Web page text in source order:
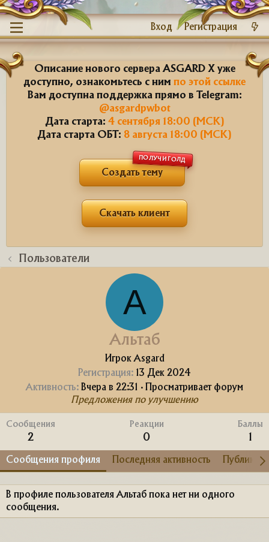
Вход Регистрация
Описание нового сервера ASGARD X уже
доступно, ознакомьтесь с ним по этой ссылке
Вам доступна поддержка прямо в Telegram:
@asgardpwbot
Дата старта: 4 сентября 18:00 (МСК)
Дата старта ОБТ: 8 августа 18:00 (МСК)
Создать тему
ПОЛУЧИ ГОЛД
Скачать клиент
Пользователи
А
Альтаб
Игрок Asgard
Регистрация
13 Дек 2024
Активность Вчера в 22:31 · Просматривает форум
Предложения по улучшению
Сообщения
2
Реакции
0
Баллы
1
Сообщения профиля Последняя активность
В профиле пользователя Альтаб пока нет ни одного
сообщения.